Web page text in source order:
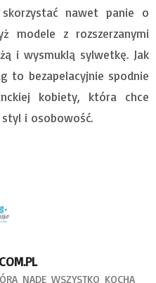
nawet panie o
modele z rozszerzanymi
i wysmuklą sylwetkę. Jak
to bezapelacyjnie spodnie
kobiety, która chce
i osobowość.
NADE WSZYSTKO KOCHA